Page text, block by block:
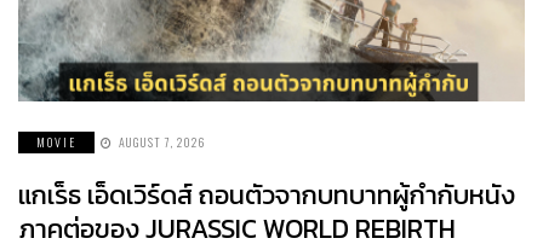
MOVIE AUGUST 7, 2026
แกเร็ธ เอ็ดเวิร์ดส์ ถอนตัวจากบทบาทผู้กำกับหนัง
ภาคต่อของ JURASSIC WORLD REBIRTH